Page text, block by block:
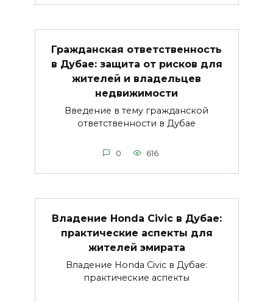
Гражданская ответственность
в Дубае: защита от рисков для
жителей и владельцев
недвижимости
Введение в тему гражданской
ответственности в Дубае
0 616
Владение Honda Civic в Дубае:
практические аспекты для
жителей эмирата
Владение Honda Civic в Дубае:
практические аспекты